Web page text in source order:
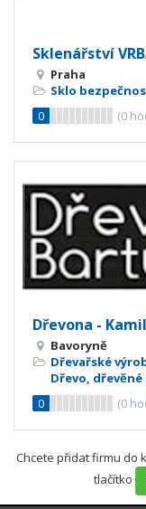
Sklenářství
Praha
Sklo
0
(0
Dřevona -
Bavoryně
Dřevařské
Dřevo,
0
(0
Chcete přidat firmu do
tlačítko